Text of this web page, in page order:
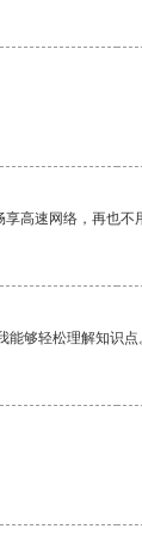
高速网络，再也
够轻松理解知识点